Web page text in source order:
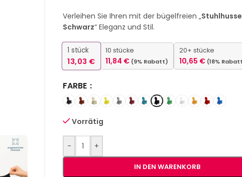
Verleihen Sie Ihren mit der bügelfreien „Stuhlhusse
Schwarz“ Eleganz und Stil.
1 stück
13,03 €
10 stücke
11,84 € (9% Rabatt)
20+ stücke
10,65 € (18%
FARBE
Vorrätig
- +
IN DEN WARENKORB